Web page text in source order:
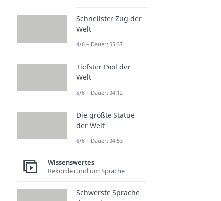
Schnellster Zug der
Welt
4/6 – Dauer: 05:37
Tiefster Pool der
Welt
5/6 – Dauer: 04:12
Die größte Statue
der Welt
6/6 – Dauer: 04:53
Wissenswertes
Rekorde rund um Sprache
Schwerste Sprache